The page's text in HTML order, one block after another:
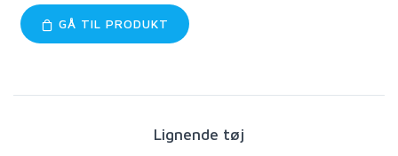
GÅ TIL PRODUKT
Lignende tøj